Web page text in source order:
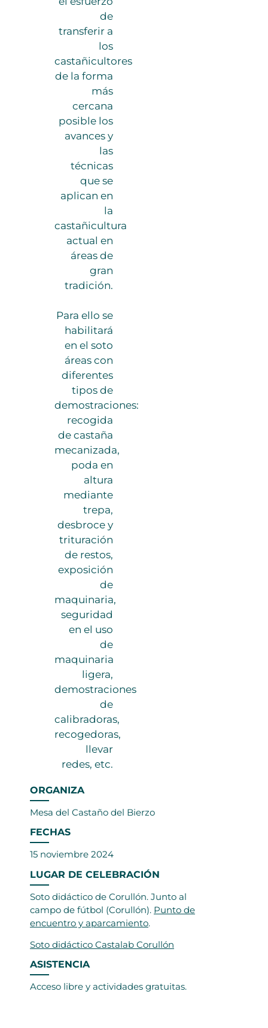
de
transferir a
los
castañicultores
de la forma
más
cercana
posible los
avances y
las
técnicas
que se
aplican en
la
castañicultura
actual en
áreas de
gran
tradición.
Para ello se
habilitará
en el soto
áreas con
diferentes
tipos de
demostraciones:
recogida
de castaña
mecanizada,
poda en
altura
mediante
trepa,
desbroce y
trituración
de restos,
exposición
de
maquinaria,
seguridad
en el uso
de
maquinaria
ligera,
demostraciones
de
calibradoras,
recogedoras,
llevar
redes, etc.
ORGANIZA
Mesa del Castaño del Bierzo
FECHAS
15 noviembre 2024
LUGAR DE CELEBRACIÓN
Soto didáctico de Corullón. Junto al
campo de fútbol (Corullón). Punto de
encuentro y aparcamiento.
Soto didáctico Castalab Corullón
ASISTENCIA
Acceso libre y actividades gratuitas.